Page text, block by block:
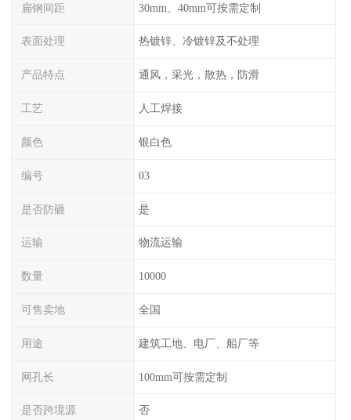
扁钢间距 30mm、40mm可按需定制
表面处理 热镀锌、冷镀锌及不处理
产品特点 通风，采光，散热，防滑
工艺 人工焊接
颜色 银白色
编号 03
是否防砸 是
运输 物流运输
数量 10000
可售卖地 全国
用途 建筑工地、电厂、船厂等
网孔长 100mm可按需定制
是否跨境源 否